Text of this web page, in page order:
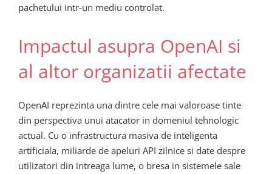
pachetului intr-un mediu controlat.
Impactul asupra OpenAI si
al altor organizatii afectate
OpenAI reprezinta una dintre cele mai valoroase tinte
din perspectiva unui atacator in domeniul tehnologic
actual. Cu o infrastructura masiva de inteligenta
artificiala, miliarde de apeluri API zilnice si date despre
utilizatori din intreaga lume, o bresa in sistemele sale